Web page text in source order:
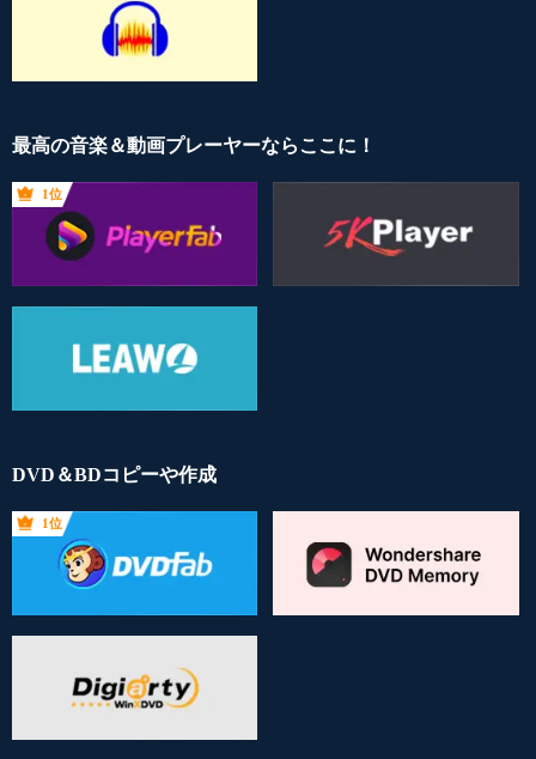
最高の音楽＆動画プレーヤーならここに！
1位
DVD＆BDコピーや作成
1位